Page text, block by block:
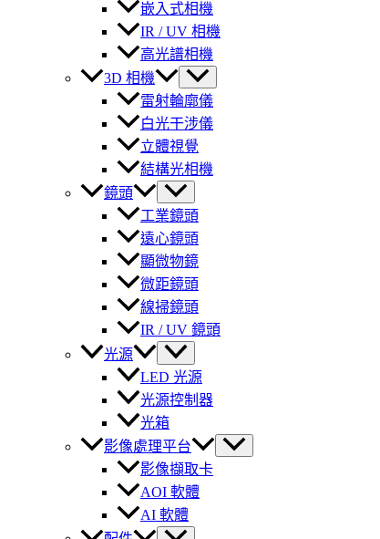
嵌入式相機
IR / UV 相機
高光譜相機
3D 相機
雷射輪廓儀
白光干涉儀
立體視覺
結構光相機
鏡頭
工業鏡頭
遠心鏡頭
顯微物鏡
微距鏡頭
線掃鏡頭
IR / UV 鏡頭
光源
LED 光源
光源控制器
光箱
影像處理平台
影像擷取卡
AOI 軟體
AI 軟體